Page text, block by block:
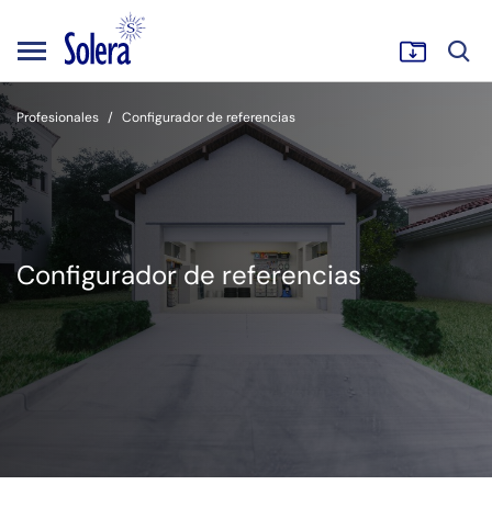
Profesionales Configurador de referencias
Configurador de referencias